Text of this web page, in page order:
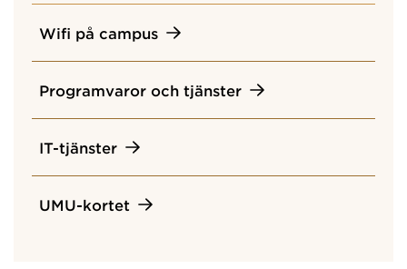
Wifi på campus
Programvaror och tjänster
IT-tjänster
UMU-kortet